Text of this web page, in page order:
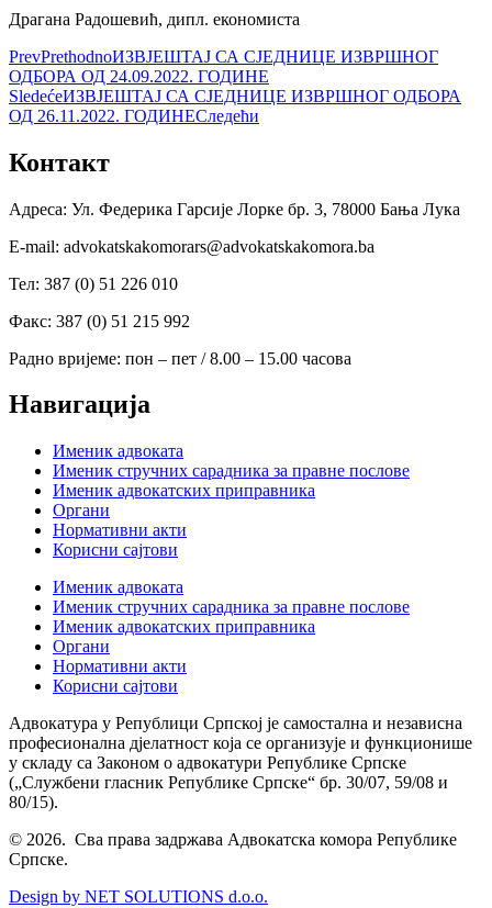
Драгана Радошевић, дипл. економиста
PrevPrethodnoИЗВЈЕШТАЈ СА СЈЕДНИЦЕ ИЗВРШНОГ
ОДБОРА ОД 24.09.2022. ГОДИНЕ
SledećeИЗВЈЕШТАЈ СА СЈЕДНИЦЕ ИЗВРШНОГ ОДБОРА
ОД 26.11.2022. ГОДИНЕСледећи
Контакт
Адреса: Ул. Федерика Гарсије Лорке бр. 3, 78000 Бања Лука
Е-mail: advokatskakomorars@advokatskakomora.ba
Тел: 387 (0) 51 226 010
Факс: 387 (0) 51 215 992
Радно вријеме: пон – пет / 8.00 – 15.00 часова
Навигација
Именик адвоката
Именик стручних сарадника за правне послове
Именик адвокатских приправника
Органи
Нормативни акти
Корисни сајтови
Именик адвоката
Именик стручних сарадника за правне послове
Именик адвокатских приправника
Органи
Нормативни акти
Корисни сајтови
Адвокатура у Републици Српској је самостална и независна
професионална дјелатност која се организује и функционише
у складу са Законом о адвокатури Републике Српске
(„Службени гласник Републике Српске“ бр. 30/07, 59/08 и
80/15).
© 2026. Сва права задржава Адвокатска комора Републике
Српске.
Design by NET SOLUTIONS d.o.o.